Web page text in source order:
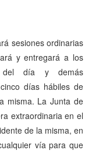
sesiones ordinarias
y entregará a los
del día y demás
días hábiles de
misma. La Junta de
extraordinaria en el
de la misma, en
vía para que